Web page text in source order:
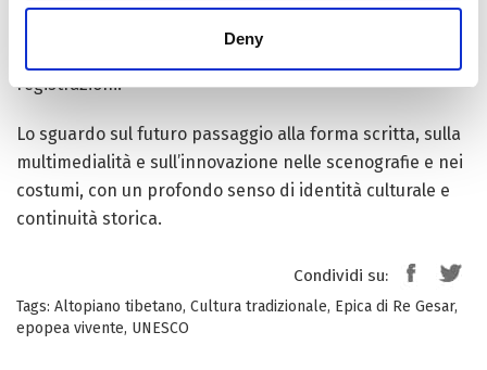
Deny
registrazioni.
Lo sguardo sul futuro passaggio alla forma scritta, sulla
multimedialità e sull’innovazione nelle scenografie e nei
costumi, con un profondo senso di identità culturale e
continuità storica.
Condividi su:
Tags: Altopiano tibetano, Cultura tradizionale, Epica di Re Gesar,
epopea vivente, UNESCO